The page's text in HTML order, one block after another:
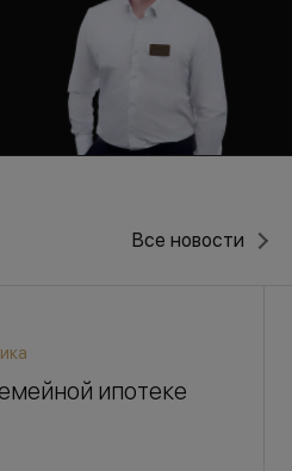
Все новости
ипотеке